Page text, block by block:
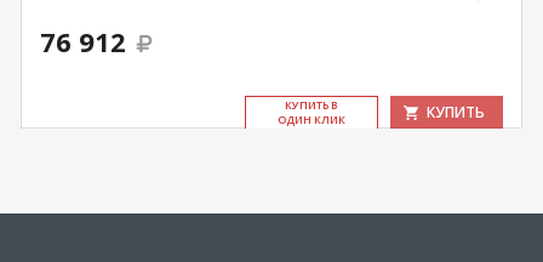
76 912
КУ­ПИТЬ В
ОДИН КЛИК
КУПИТЬ